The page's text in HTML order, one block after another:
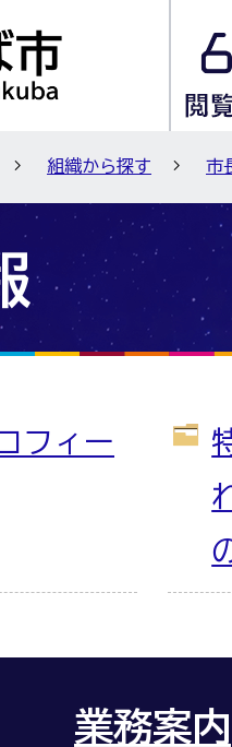
組織から探す 市
フィー
業務案内